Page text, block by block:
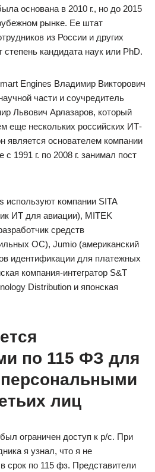
основана в 2010 г., но до 2015
рынке. Ее штат
из России и других
кандидата наук или PhD.
Engines Владимир Викторович
части и соучредитель
Львович Арлазаров, который
еще нескольких российских ИТ-
является основателем компании
с 1991 г. по 2008 г. занимал пост
используют компании SITA
ИТ для авиации), MITEK
средств
ОС), Jumio (американский
идентификации для платежных
компания-интегратор S&T
Distribution и японская
по 115 ФЗ для
лиц
ограничен доступ к р/c. При
я узнал, что я не
срок по 115 фз. Представители